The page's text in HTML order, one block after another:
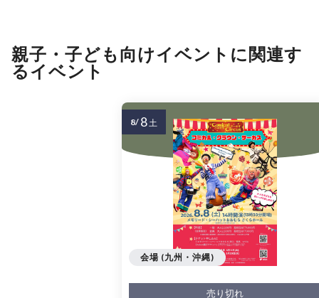
親子・子ども向けイベントに関連す
るイベント
売り切れ
会場 (九州・沖縄)
8/ 8土